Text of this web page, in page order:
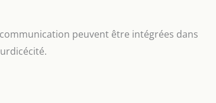
peuvent être intégrées dans